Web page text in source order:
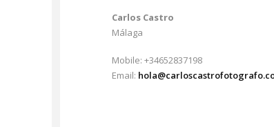
Carlos Castro
Málaga
Mobile: +34652837198
Email: